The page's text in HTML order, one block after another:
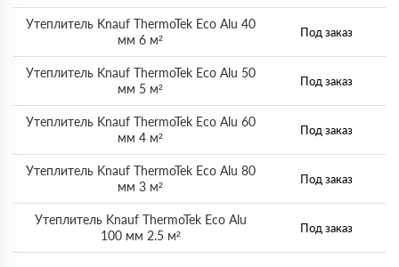
Утеплитель Knauf ThermoTek Eco Alu 40
мм 6 м²
Под заказ
Утеплитель Knauf ThermoTek Eco Alu 50
мм 5 м²
Под заказ
Утеплитель Knauf ThermoTek Eco Alu 60
мм 4 м²
Под заказ
Утеплитель Knauf ThermoTek Eco Alu 80
мм 3 м²
Под заказ
Утеплитель Knauf ThermoTek Eco Alu
100 мм 2.5 м²
Под заказ